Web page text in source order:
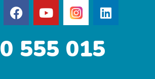
555 015